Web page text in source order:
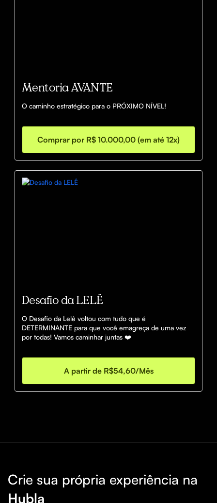
Mentoria AVANTE
O caminho estratégico para o PRÓXIMO NÍVEL!
Comprar por R$ 10.000,00 (em até 12x)
Desafio da LELÊ
O Desafio da Lelê voltou com tudo que é
DETERMINANTE para que você emagreça de uma vez
por todas! Vamos caminhar juntas ❤️
A partir de R$54,60/Mês
Crie sua própria experiência na
Hubla